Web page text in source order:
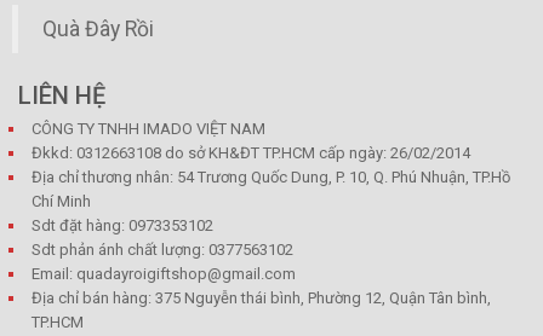
Quà Đây Rồi
LIÊN HỆ
CÔNG TY TNHH IMADO VIỆT NAM
Đkkd: 0312663108 do sở KH&ĐT TP.HCM cấp ngày: 26/02/2014
Địa chỉ thương nhân: 54 Trương Quốc Dung, P. 10, Q. Phú Nhuận, TP.Hồ
Chí Minh
Sdt đặt hàng: 0973353102
Sdt phản ánh chất lượng: 0377563102
Email: quadayroigiftshop@gmail.com
Địa chỉ bán hàng: 375 Nguyễn thái bình, Phường 12, Quận Tân bình,
TP.HCM